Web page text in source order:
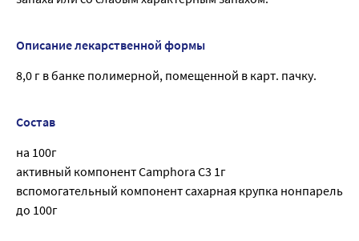
Описание лекарственной формы
8,0 г в банке полимерной, помещенной в карт. пачку.
Состав
на 100г
активный компонент Camphora C3 1г
вспомогательный компонент сахарная крупка нонпарель
до 100г